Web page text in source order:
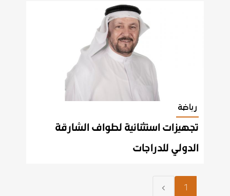
رياضة
تجهيزات استثنائية لطواف الشارقة
الدولي للدراجات
1